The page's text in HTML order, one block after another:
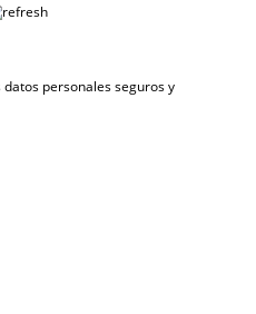
personales seguros y